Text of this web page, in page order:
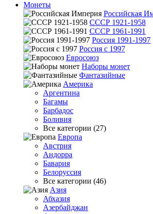
Монеты
Российская
СССР 1921-1958
СССР 1961-1991
Россия 1991-1997
Россия с 1997
Евросоюз
Наборы монет
Фантазийные
Америка
Аргентина
Багамы
Барбадос
Боливия
Все категории (27)
Европа
Австрия
Андорра
Бавария
Белоруссия
Все категории (46)
Азия
Абхазия
Азербайджан